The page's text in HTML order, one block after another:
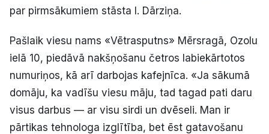
par pirmsākumiem stāsta I. Dārziņa.
Pašlaik viesu nams «Vētrasputns» Mērsragā, Ozolu
ielā 10, piedāvā nakšņošanu četros labiekārtotos
numuriņos, kā arī darbojas kafejnīca. «Ja sākumā
domāju, ka vadīšu viesu māju, tad tagad pati daru
visus darbus — ar visu sirdi un dvēseli. Man ir
pārtikas tehnologa izglītība, bet ēst gatavošanu